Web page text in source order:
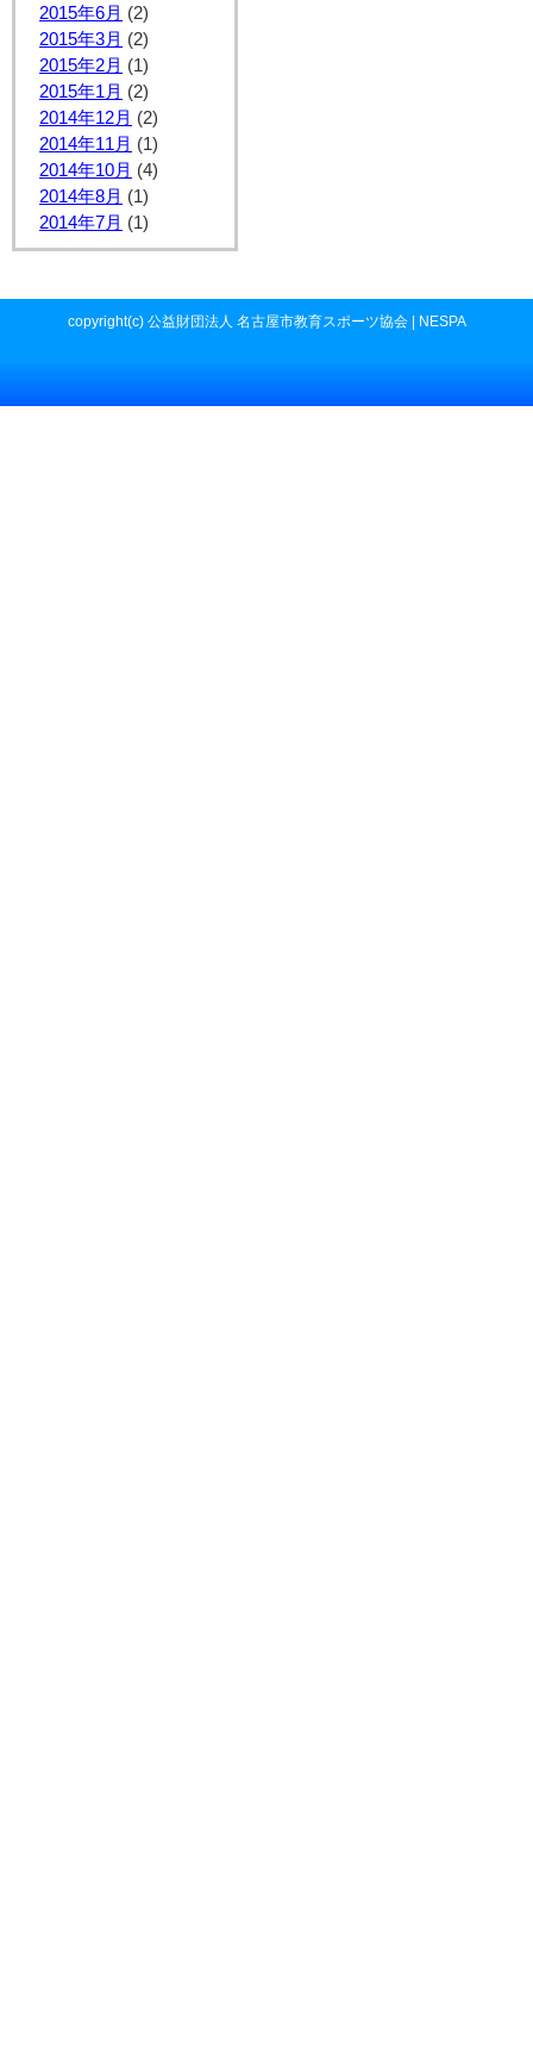
2015年6月 (2)
2015年3月 (2)
2015年2月 (1)
2015年1月 (2)
2014年12月 (2)
2014年11月 (1)
2014年10月 (4)
2014年8月 (1)
2014年7月 (1)
copyright(c) 公益財団法人 名古屋市教育スポーツ協会 | NESPA